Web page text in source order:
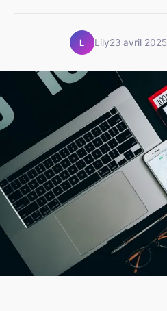
L Lily23 avril 2025